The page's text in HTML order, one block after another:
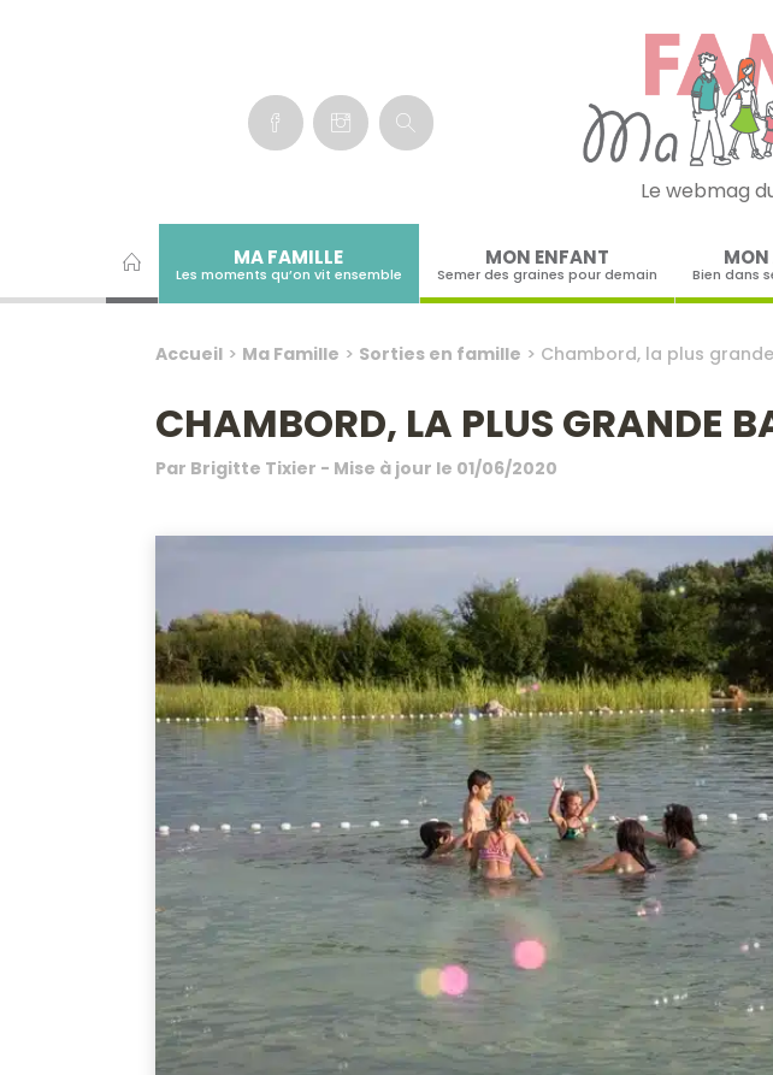
Le webmag
MA FAMILLE
Les moments qu’on vit ensemble
MON ENFANT
Semer des graines pour demain Bien dans
Accueil> Ma Famille > Sorties en famille > Chambord, la plus
CHAMBORD, LA PLUS GRANDE
Par Brigitte Tixier - Mise à jour le 01/06/2020